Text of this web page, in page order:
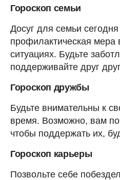
Гороскоп семьи
Досуг для семьи
профилактическая мера
ситуациях. Будьте
поддерживайте друг
Гороскоп дружбы
Будьте внимательны к
время. Возможно, вам
чтобы поддержать их,
Гороскоп карьеры
Позвольте себе